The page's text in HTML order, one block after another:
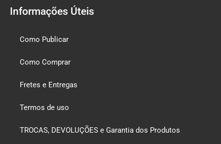
Informações Úteis
Como Publicar
Como Comprar
Fretes e Entregas
Termos de uso
TROCAS, DEVOLUÇÕES e Garantia dos Produtos